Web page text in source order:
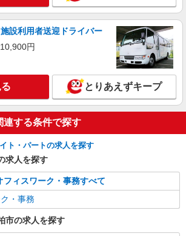
設利用者送迎ドライバー
円
とりあえずキープ
連する条件で探す
ト・パートの求人を探す
求人を探す
フィスワーク・事務すべて
・事務
市の求人を探す